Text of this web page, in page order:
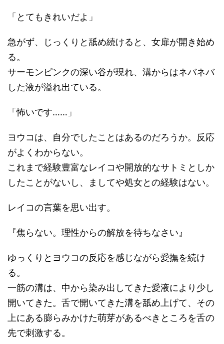
「とてもきれいだよ」
急がず、じっくりと舐め続けると、女扉が開き始め
る。
サーモンピンクの深い谷が現れ、溝からはネバネバ
した液が溢れ出ている。
「怖いです……」
ヨウコは、自分でしたことはあるのだろうか。反応
がよくわからない。
これまで経験豊富なレイコや開放的なサトミとしか
したことがないし、ましてや処女との経験はない。
レイコの言葉を思い出す。
『焦らない。理性からの解放を待ちなさい』
ゆっくりとヨウコの反応を感じながら愛撫を続け
る。
一筋の溝は、中から染み出してきた愛液により少し
開いてきた。舌で開いてきた溝を舐め上げて、その
上にある膨らみかけた萌芽があるべきところを舌の
先で刺激する。